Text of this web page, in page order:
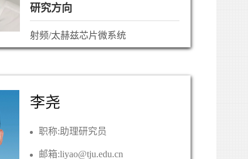
研究方向
射频/太赫兹芯片微系统
李尧
职称:助理研究员
邮箱:liyao@tju.edu.cn